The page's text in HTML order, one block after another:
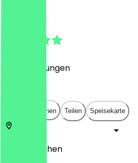
Bewertungen
In App öffnen Teilen Speisekarte
Aachen